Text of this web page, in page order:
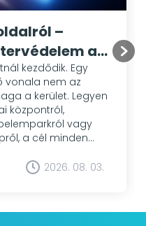
–
a
kezdődik. Egy
vonala nem az
a kerület. Legyen
központról,
vagy
a cél minden
behatolás
A
rendszerek sok
2026. 08. 03.